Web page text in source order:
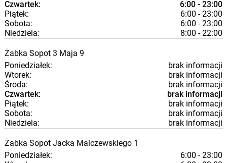
Czwartek:
6:00 - 23:00
Piątek:
6:00 - 23:00
Sobota:
6:00 - 23:00
Niedziela:
8:00 - 22:00
Żabka Sopot 3 Maja 9
Poniedziałek:
brak informacji
Wtorek:
brak informacji
Środa:
brak informacji
Czwartek:
brak informacji
Piątek:
brak informacji
Sobota:
brak informacji
Niedziela:
brak informacji
Żabka Sopot Jacka Malczewskiego 1
Poniedziałek:
6:00 - 23:00